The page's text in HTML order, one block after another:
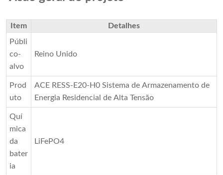
Item
Detalhes
Públi
co-
alvo
Reino Unido
Prod
uto
ACE RESS-E20-H0 Sistema de Armazenamento de
Energia Residencial de Alta Tensão
Quí
mica
da
bater
ia
LiFePO4